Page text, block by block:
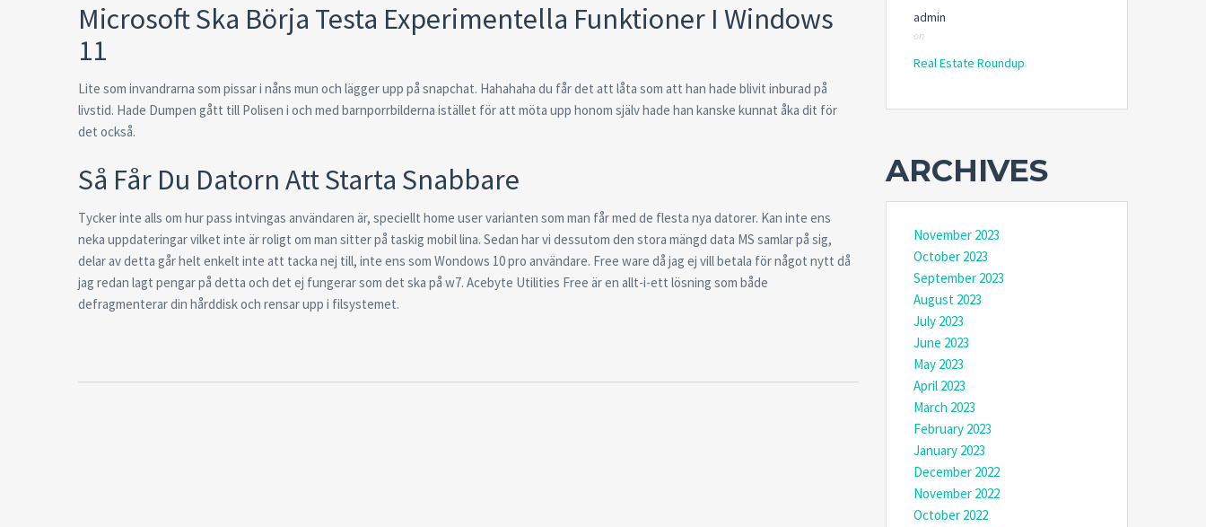
Microsoft Ska Börja Testa Experimentella Funktioner I Windows
11
Lite som invandrarna som pissar i nåns mun och lägger upp på snapchat. Hahahaha du får det att låta som att han hade blivit inburad på
livstid. Hade Dumpen gått till Polisen i och med barnporrbilderna istället för att möta upp honom själv hade han kanske kunnat åka dit för
det också.
Så Får Du Datorn Att Starta Snabbare
Tycker inte alls om hur pass intvingas användaren är, speciellt home user varianten som man får med de flesta nya datorer. Kan inte ens
neka uppdateringar vilket inte är roligt om man sitter på taskig mobil lina. Sedan har vi dessutom den stora mängd data MS samlar på sig,
delar av detta går helt enkelt inte att tacka nej till, inte ens som Wondows 10 pro användare. Free ware då jag ej vill betala för något nytt då
jag redan lagt pengar på detta och det ej fungerar som det ska på w7. Acebyte Utilities Free är en allt-i-ett lösning som både
defragmenterar din hårddisk och rensar upp i filsystemet.
admin
on
Real Estate Roundup
ARCHIVES
November 2023
October 2023
September 2023
August 2023
July 2023
June 2023
May 2023
April 2023
March 2023
February 2023
January 2023
December 2022
November 2022
October 2022